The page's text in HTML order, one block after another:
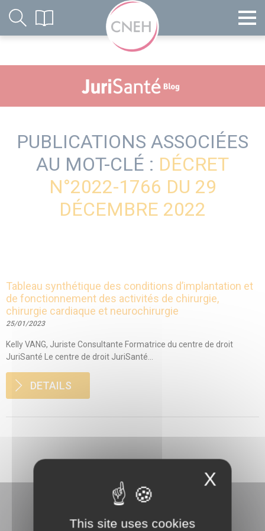
PUBLICATIONS ASSOCIÉES
AU MOT-CLÉ : DÉCRET
N°2022-1766 DU 29
DÉCEMBRE 2022
Tableau synthétique des conditions d’implantation et
de fonctionnement des activités de chirurgie,
chirurgie cardiaque et neurochirurgie
25/01/2023
Kelly VANG, Juriste Consultante Formatrice du centre de droit
JuriSanté Le centre de droit JuriSanté...
DETAILS
X
This site uses cookies